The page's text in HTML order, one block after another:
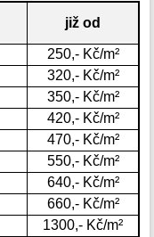
již od
250,- Kč/m²
320,- Kč/m²
350,- Kč/m²
420,- Kč/m²
470,- Kč/m²
550,- Kč/m²
640,- Kč/m²
660,- Kč/m²
1300,- Kč/m²